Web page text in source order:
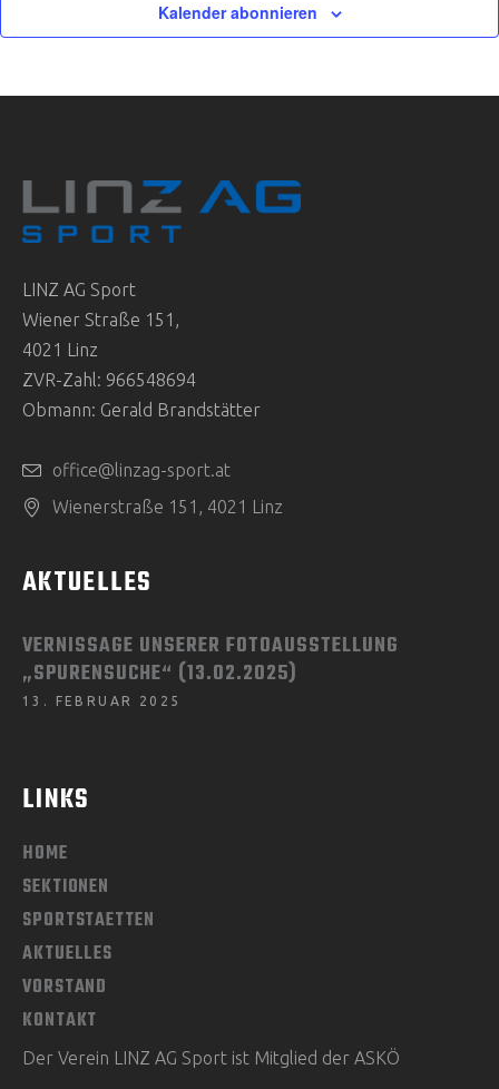
Kalender abonnieren
LINZ AG Sport
Wiener Straße 151,
4021 Linz
ZVR-Zahl: 966548694
Obmann: Gerald Brandstätter
office@linzag-sport.at
Wienerstraße 151, 4021 Linz
AKTUELLES
VERNISSAGE UNSERER FOTOAUSSTELLUNG
„SPURENSUCHE“ (13.02.2025)
13. FEBRUAR 2025
LINKS
HOME
SEKTIONEN
SPORTSTAETTEN
AKTUELLES
VORSTAND
KONTAKT
Der Verein LINZ AG Sport ist Mitglied der ASKÖ